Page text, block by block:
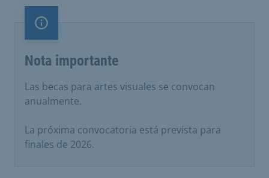
Nota importante
Nota importante
Las becas para artes visuales se convocan
anualmente.
La próxima convocatoria está prevista para
finales de 2026.